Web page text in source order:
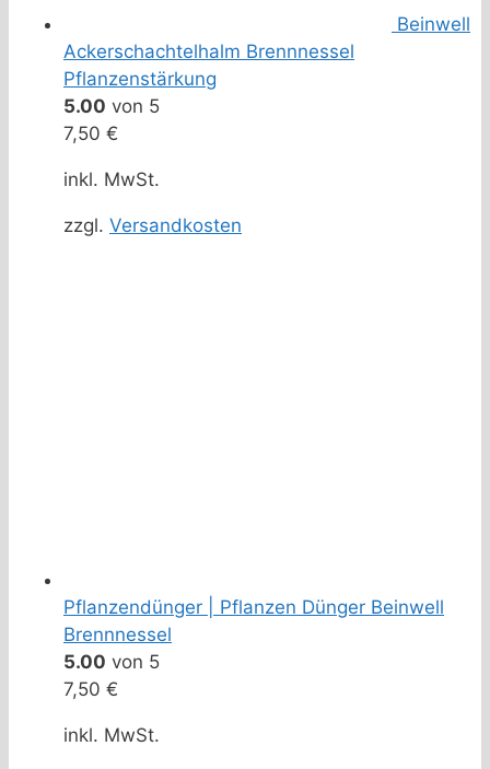
Beinwell
Ackerschachtelhalm Brennnessel
Pflanzenstärkung
5.00 von 5
7,50 €
inkl. MwSt.
zzgl. Versandkosten
Pflanzendünger | Pflanzen Dünger Beinwell
Brennnessel
5.00 von 5
7,50 €
inkl. MwSt.